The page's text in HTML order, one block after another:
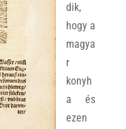
dik,
hogy a
magya
r
konyh
a és
ezen